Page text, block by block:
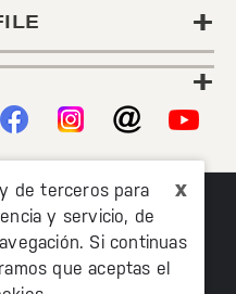
x
de terceros para
y servicio, de
Si continuas
que aceptas el
+
+